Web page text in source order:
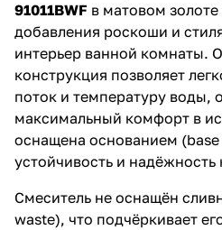
91011BWF в матовом
добавления роскоши и
интерьер ванной комнаты.
конструкция позволяет
поток и температуру воды,
максимальный комфорт в
оснащена основанием
устойчивость и надёжность
Смеситель не оснащён
waste), что подчёркивает